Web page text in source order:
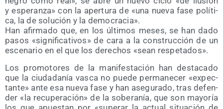
y espe­ran­za» con la aper­tu­ra de «una nue­va fase polí­ti­
ca, la de solu­ción y la democracia».
Han afir­ma­do que, en los últi­mos meses, se han dado
pasos «sig­ni­fi­ca­ti­vos» de cara a la cons­truc­ción de un
esce­na­rio en el que los dere­chos «sean respetados».
Los pro­mo­to­res de la mani­fes­ta­ción han des­ta­ca­do
que la ciu­da­da­nía vas­ca no pue­de per­ma­ne­cer «expec­
tan­te» ante esa nue­va fase y han ase­gu­ra­do, tras defen­
der «la recu­pe­ra­ción» de la sobe­ra­nía, que son mayo­ría